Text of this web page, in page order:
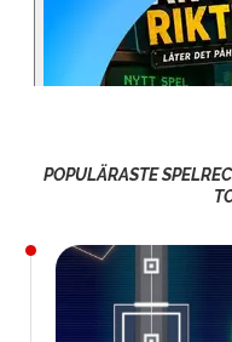
POPULÄRASTE